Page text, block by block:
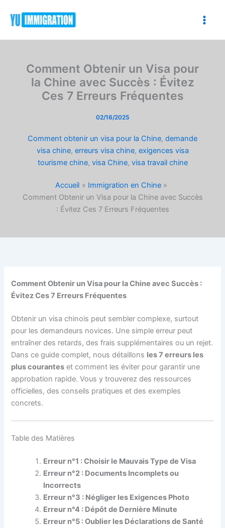
contenu
Comment Obtenir un Visa pour
la Chine avec Succès : Évitez
Ces 7 Erreurs Fréquentes
02/16/2025
Comment obtenir un visa pour la Chine, demande
visa chine, erreurs visa chine, exigences visa
tourisme chine, visa Chine, visa travail chine
Accueil
Immigration en Chine
Comment Obtenir un Visa pour la Chine avec Succès
: Évitez Ces 7 Erreurs Fréquentes
Comment Obtenir un Visa pour la Chine avec Succès :
Évitez Ces 7 Erreurs Fréquentes
Obtenir un visa chinois peut sembler complexe, surtout
pour les demandeurs novices. Une simple erreur peut
entraîner des retards, des frais supplémentaires ou un rejet.
Dans ce guide complet, nous détaillons les 7 erreurs les
plus courantes et comment les éviter pour garantir une
approbation rapide. Vous y trouverez des ressources
officielles, des conseils pratiques et des exemples
concrets.
Table des Matières
Erreur n°1 : Choisir le Mauvais Type de Visa
Erreur n°2 : Documents Incomplets ou
Incorrects
Erreur n°3 : Négliger les Exigences Photo
Erreur n°4 : Dépôt de Dernière Minute
Erreur n°5 : Oublier les Déclarations de Santé